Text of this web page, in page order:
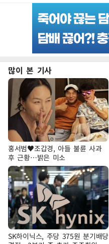
많이 본 기사
홍서범♥조갑경, 아들 불륜 사과
후 근황…밝은 미소
SK하이닉스, 주당 375원 분기배당